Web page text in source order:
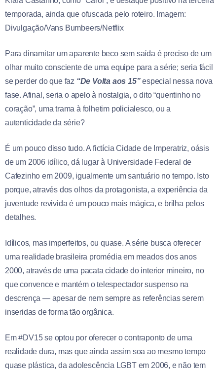
temporada, ainda que ofuscada pelo roteiro. Imagem:
Divulgação/Vans Bumbeers/Netflix
Para dinamitar um aparente beco sem saída é preciso de um
olhar muito consciente de uma equipe para a série; seria fácil
se perder do que faz “De Volta aos 15”especial nessa nova
fase. Afinal, seria o apelo à nostalgia, o dito “quentinho no
coração”, uma trama à folhetim policialesco, ou a
autenticidade da série?
É um pouco disso tudo. A fictícia Cidade de Imperatriz, oásis
de um 2006 idílico, dá lugar à Universidade Federal de
Cafezinho em 2009, igualmente um santuário no tempo. Isto
porque, através dos olhos da protagonista, a experiência da
juventude revivida é um pouco mais mágica, e brilha pelos
detalhes.
Idílicos, mas imperfeitos, ou quase. A série busca oferecer
uma realidade brasileira promédia em meados dos anos
2000, através de uma pacata cidade do interior mineiro, no
que convence e mantém o telespectador suspenso na
descrença — apesar de nem sempre as referências serem
inseridas de forma tão orgânica.
Em #DV15 se optou por oferecer o contraponto de uma
realidade dura, mas que ainda assim soa ao mesmo tempo
quase plástica, da adolescência LGBT em 2006, e não tem